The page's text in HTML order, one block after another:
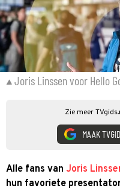
Joris Linssen voor Hello
Zie meer
MAAK
Alle fans van Joris
hun favoriete